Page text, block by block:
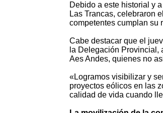
Debido a este historial y
Las Trancas, celebraron
competentes cumplan su
Cabe destacar que el
la Delegación Provincial,
Aes Andes, quienes no
«Logramos visibilizar y
proyectos eólicos en las
calidad de vida cuando